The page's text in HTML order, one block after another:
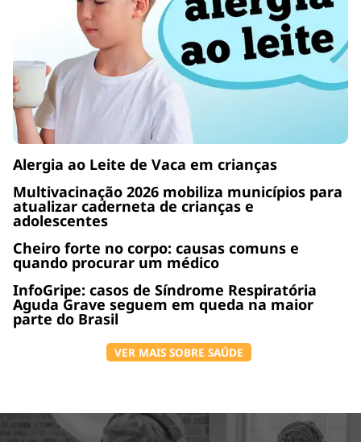
Alergia ao Leite de Vaca em crianças
Multivacinação 2026 mobiliza municípios para
atualizar caderneta de crianças e
adolescentes
Cheiro forte no corpo: causas comuns e
quando procurar um médico
InfoGripe: casos de Síndrome Respiratória
Aguda Grave seguem em queda na maior
parte do Brasil
VER MAIS SOBRE SAÚDE